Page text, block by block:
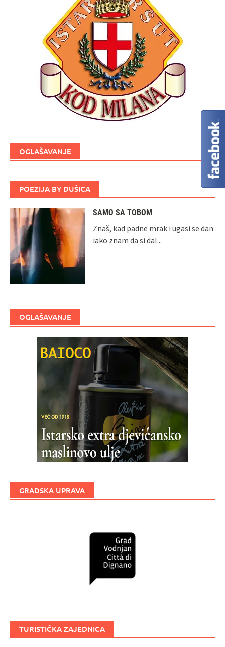
OGLAŠAVANJE
POEZIJA BY DUŠICA
SAMO SA TOBOM
Znaš, kad padne mrak i ugasi se dan
iako znam da si dal...
OGLAŠAVANJE
GRADSKA UPRAVA
TURISTIČKA ZAJEDNICA